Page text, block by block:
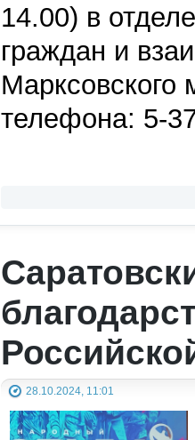
14.00) в
граждан и
Марксовского
телефона: 5-
28.10.2024, 11:01